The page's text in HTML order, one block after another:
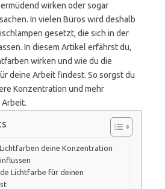
wirken oder sogar
In vielen Büros wird deshalb
gesetzt, die sich in der
In diesem Artikel erfährst du,
wirken und wie du die
deine Arbeit findest. So sorgst du
Konzentration und mehr
deine Konzentration
Lichtfarbe für deinen